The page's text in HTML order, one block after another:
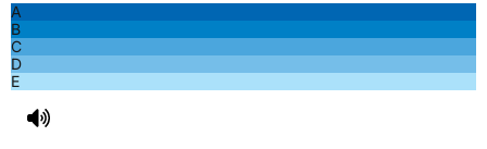
A
B
C
D
E